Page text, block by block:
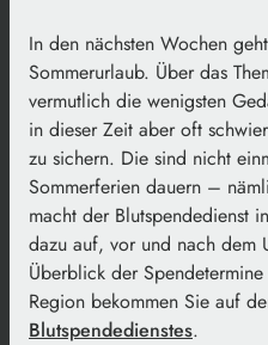
In den nächsten Wochen
Sommerurlaub. Über das
vermutlich die wenigsten
in dieser Zeit aber oft
zu sichern. Die sind nicht
Sommerferien dauern –
macht der Blutspendedienst
dazu auf, vor und nach dem
Überblick der
Region bekommen Sie auf
Blutspendedienstes.